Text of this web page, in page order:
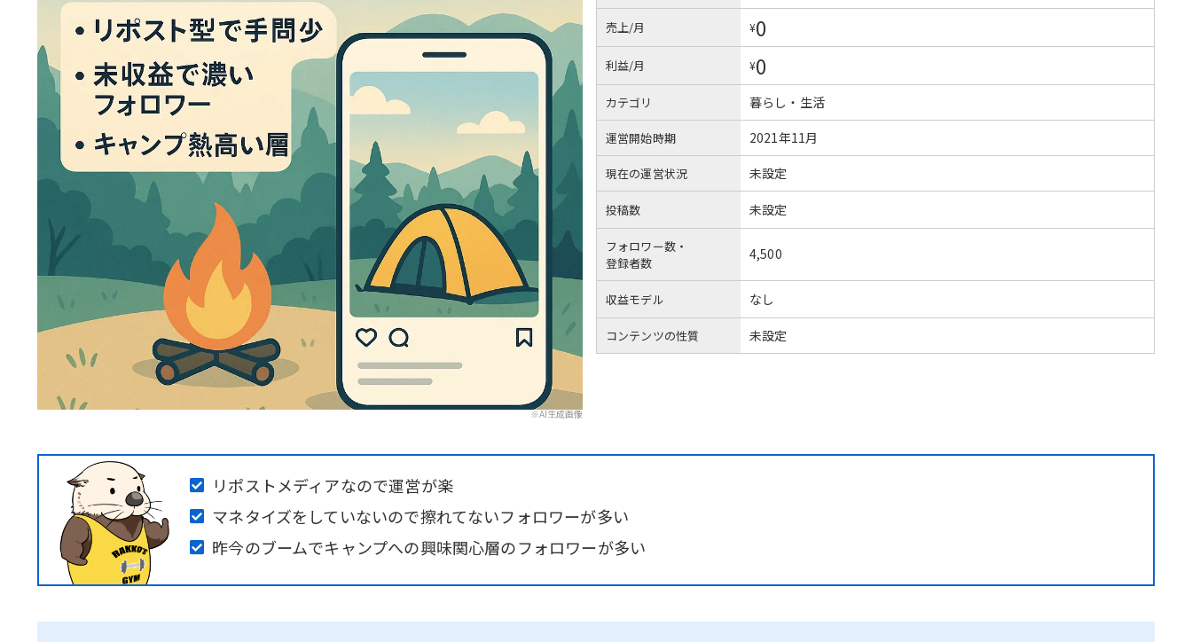
※AI生成画像
売上/月 ¥0
利益/月 ¥0
カテゴリ 暮らし・生活
運営開始時期 2021年11月
現在の運営状況 未設定
投稿数 未設定
フォロワー数・
登録者数
4,500
収益モデル なし
コンテンツの性質 未設定
リポストメディアなので運営が楽
マネタイズをしていないので擦れてないフォロワーが多い
昨今のブームでキャンプへの興味関心層のフォロワーが多い